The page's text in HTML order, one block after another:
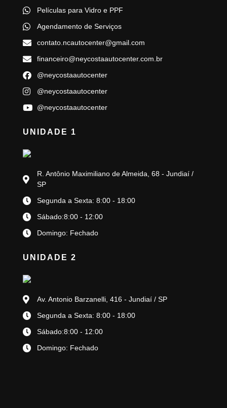
Películas para Vidro e PPF
Agendamento de Serviços
contato.ncautocenter@gmail.com
financeiro@neycostaautocenter.com.br
@neycostaautocenter
@neycostaautocenter
@neycostaautocenter
UNIDADE 1
R. Antônio Maximiliano de Almeida, 68 - Jundiaí /
SP
Segunda a Sexta: 8:00 - 18:00
Sábado:8:00 - 12:00
Domingo: Fechado
UNIDADE 2
Av. Antonio Barzanelli, 416 - Jundiaí / SP
Segunda a Sexta: 8:00 - 18:00
Sábado:8:00 - 12:00
Domingo: Fechado